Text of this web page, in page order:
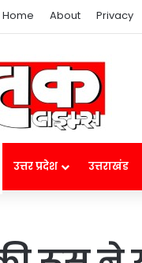
Home About Privacy
उत्तर प्रदेश उत्तराखंड